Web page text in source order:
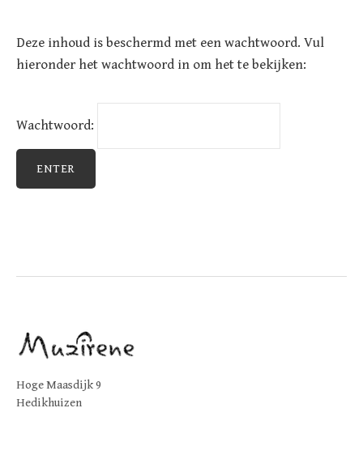
Deze inhoud is beschermd met een wachtwoord. Vul
hieronder het wachtwoord in om het te bekijken:
Wachtwoord:
Hoge Maasdijk 9
Hedikhuizen